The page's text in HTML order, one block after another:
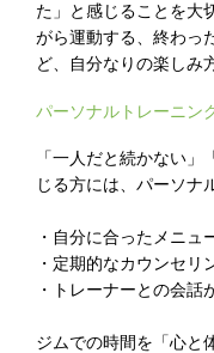
た」と感じることを大
がら運動する、終わっ
ど、自分なりの楽しみ
パーソナルトレーニン
「一人だと続かない
じる方には、パーソナ
・自分に合ったメニュ
・定期的なカウンセリ
・トレーナーとの会話
ジムでの時間を「心と